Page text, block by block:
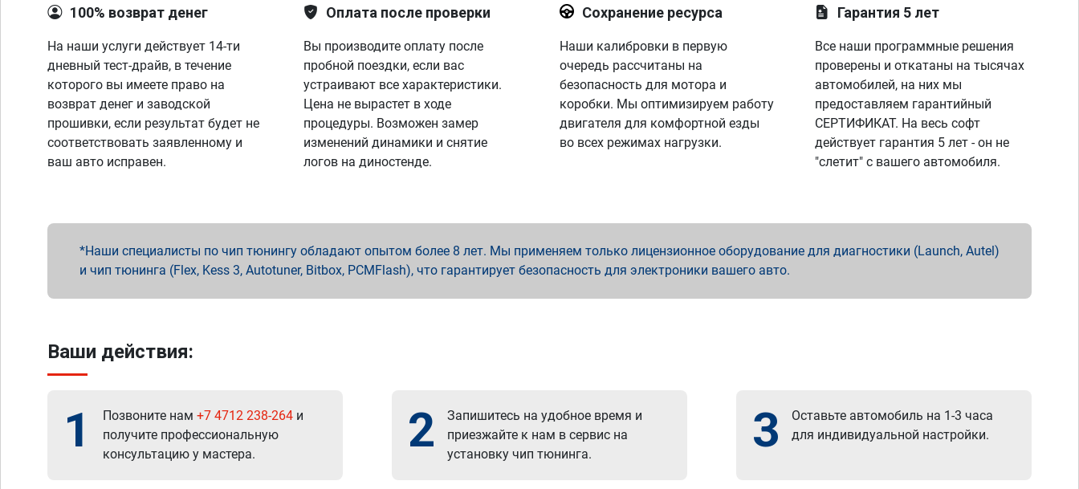
100% возврат денег
На наши услуги действует 14-ти
дневный тест-драйв, в течение
которого вы имеете право на
возврат денег и заводской
прошивки, если результат будет не
соответствовать заявленному и
ваш авто исправен.
Оплата после проверки
Вы производите оплату после
пробной поездки, если вас
устраивают все характеристики.
Цена не вырастет в ходе
процедуры. Возможен замер
изменений динамики и снятие
логов на диностенде.
Сохранение ресурса
Наши калибровки в первую
очередь рассчитаны на
безопасность для мотора и
коробки. Мы оптимизируем работу
двигателя для комфортной езды
во всех режимах нагрузки.
Гарантия 5 лет
Все наши программные решения
проверены и откатаны на тысячах
автомобилей, на них мы
предоставляем гарантийный
СЕРТИФИКАТ. На весь софт
действует гарантия 5 лет - он не
"слетит" с вашего автомобиля.
Наши специалисты по чип тюнингу обладают опытом более 8 лет. Мы применяем только лицензионное оборудование для диагностики (Launch, Autel)
и чип тюнинга (Flex, Kess 3, Autotuner, Bitbox, PCMFlash), что гарантирует безопасность для электроники вашего авто.
Ваши действия:
1 Позвоните нам +7 4712 238-264 и
получите профессиональную
консультацию у мастера.
2
Запишитесь на удобное время и
приезжайте к нам в сервис на
установку чип тюнинга.
3
Оставьте автомобиль на 1-3 часа
для индивидуальной настройки.